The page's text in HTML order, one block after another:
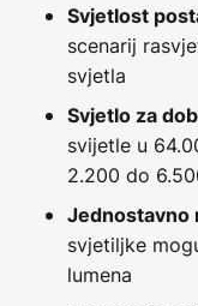
Svjetlost
scenarij
svjetla
Svjetlo za
svijetle u
2.200 do
Jednostavno
svjetiljke
lumena